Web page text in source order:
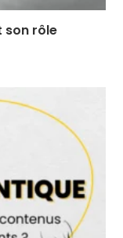
son rôle